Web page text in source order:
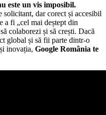
este un vis imposibil.
dar corect și accesibil
a fi „cel mai deștept din
colaborezi și să crești. Dacă
global și să fii parte dintr-o
inovația, Google România te